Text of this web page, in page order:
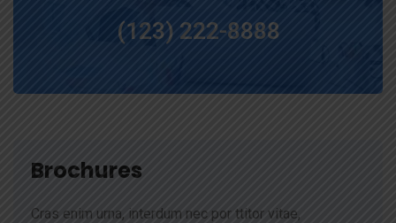
(123) 222-8888
Brochures
Cras enim urna, interdum nec por ttitor vitae,